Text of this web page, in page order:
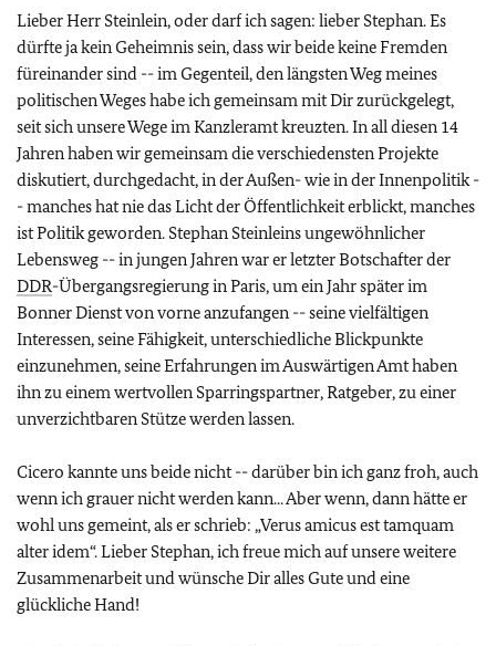
Lieber Herr Steinlein, oder darf ich sagen: lieber Stephan. Es
dürfte ja kein Geheimnis sein, dass wir beide keine Fremden
füreinander sind -- im Gegenteil, den längsten Weg meines
politischen Weges habe ich gemeinsam mit Dir zurückgelegt,
seit sich unsere Wege im Kanzleramt kreuzten. In all diesen 14
Jahren haben wir gemeinsam die verschiedensten Projekte
diskutiert, durchgedacht, in der Außen- wie in der Innenpolitik -
- manches hat nie das Licht der Öffentlichkeit erblickt, manches
ist Politik geworden. Stephan Steinleins ungewöhnlicher
Lebensweg -- in jungen Jahren war er letzter Botschafter der
DDR-Übergangsregierung in Paris, um ein Jahr später im
Bonner Dienst von vorne anzufangen -- seine vielfältigen
Interessen, seine Fähigkeit, unterschiedliche Blickpunkte
einzunehmen, seine Erfahrungen im Auswärtigen Amt haben
ihn zu einem wertvollen Sparringspartner, Ratgeber, zu einer
unverzichtbaren Stütze werden lassen.
Cicero kannte uns beide nicht -- darüber bin ich ganz froh, auch
wenn ich grauer nicht werden kann... Aber wenn, dann hätte er
wohl uns gemeint, als er schrieb: „Verus amicus est tamquam
alter idem“. Lieber Stephan, ich freue mich auf unsere weitere
Zusammenarbeit und wünsche Dir alles Gute und eine
glückliche Hand!